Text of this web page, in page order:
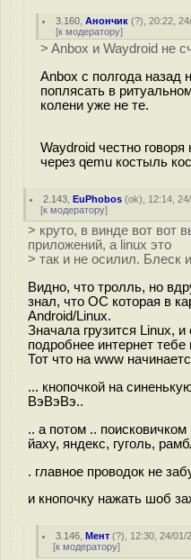
3.160 ,Анончик (?), 20:22,
[к модератору]
> Anbox и Waydroid не
Anbox с полгода
поплясать в
колени уже не те.
Waydroid честно
через qemu костыль
2.143 ,EuPhobos (ok), 12:14,
[к модератору]
> круто, в винде вот вот
приложений, а linux это
> так и не осилил. Блеск
Видно, что тролль, но
знал, что ОС которая в
Android/Linux.
Значала грузится Linux,
подробнее интернет
Тот что на www
... кнопочкой на
ВэВэВэ..
.. а потом ..
йаху, яндекс, гуголь,
. главное проводок не
и кнопочку нажать шоб
3.146 ,Мент (?), 12:30, 24/01/
[к модератору]